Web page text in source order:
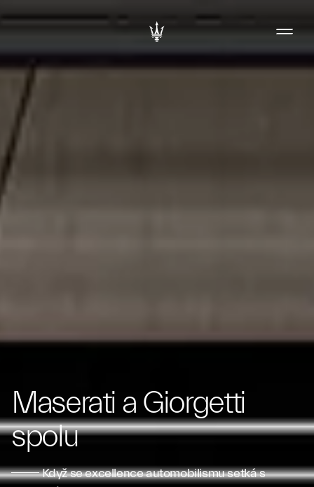
Maserati a Giorgetti
spolu
Když se excellence automobilismu setká s